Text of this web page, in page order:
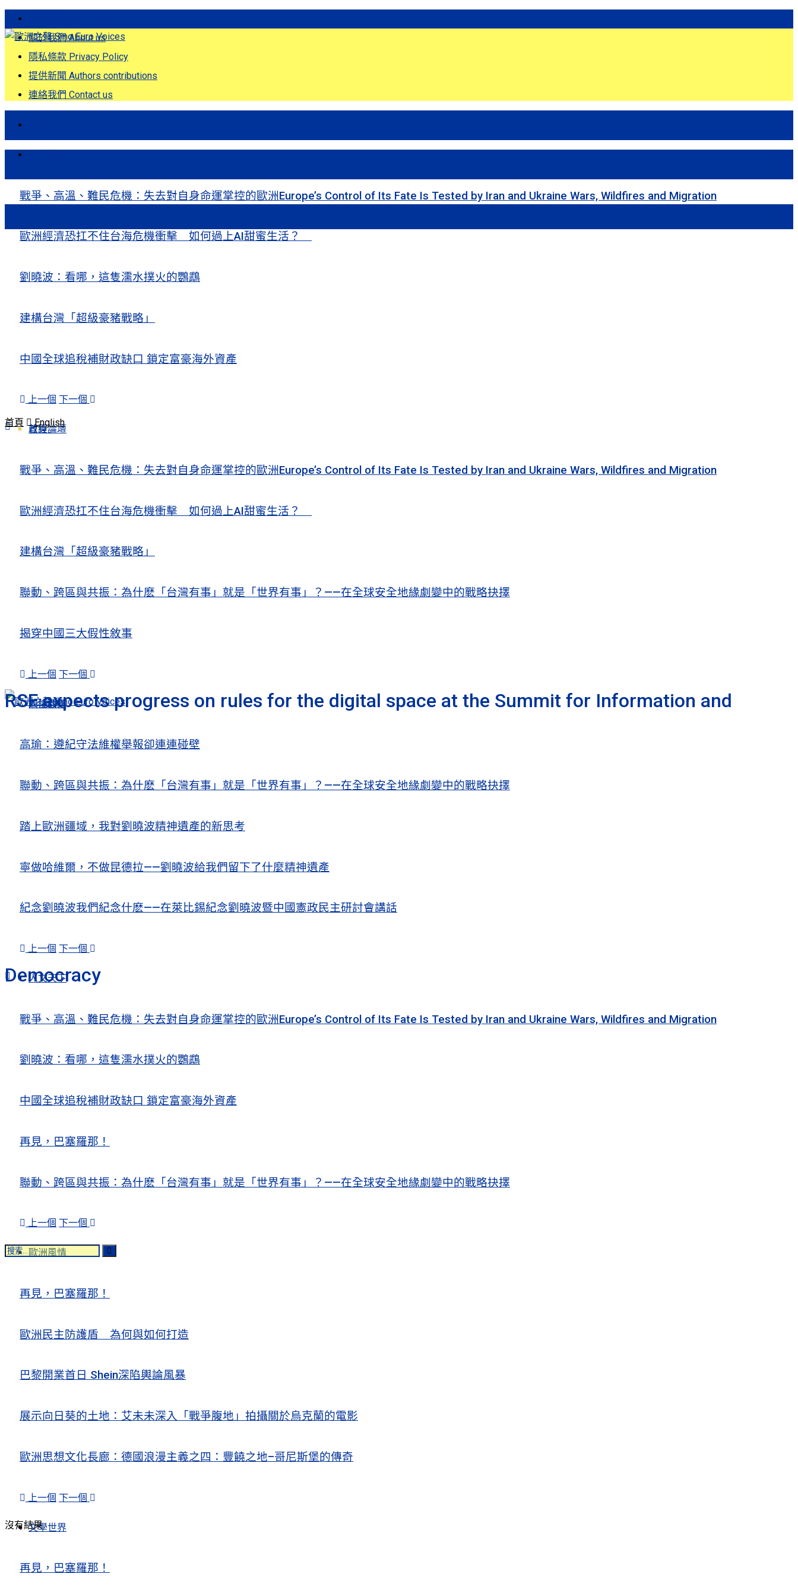
關於我們 About us
隱私條款 Privacy Policy
提供新聞 Authors contributions
連絡我們 Contact us
戰爭、高溫、難民危機：失去對自身命運掌控的歐洲Europe’s Control of Its Fate Is Tested by Iran and Ukraine Wars, Wildfires and Migration
歐洲經濟恐扛不住台海危機衝擊 如何過上AI甜蜜生活？
劉曉波：看哪，這隻濡水撲火的鸚鵡
建構台灣「超級豪豬戰略」
中國全球追稅補財政缺口 鎖定富豪海外資產
上一個 下一個
政經論壇
戰爭、高溫、難民危機：失去對自身命運掌控的歐洲Europe’s Control of Its Fate Is Tested by Iran and Ukraine Wars, Wildfires and Migration
歐洲經濟恐扛不住台海危機衝擊 如何過上AI甜蜜生活？
建構台灣「超級豪豬戰略」
聯動、跨區與共振：為什麽「台灣有事」就是「世界有事」？——在全球安全地緣劇變中的戰略抉擇
揭穿中國三大假性敘事
上一個 下一個
人權觀察
高瑜：遵紀守法維權舉報卻連連碰壁
聯動、跨區與共振：為什麽「台灣有事」就是「世界有事」？——在全球安全地緣劇變中的戰略抉擇
踏上歐洲疆域，我對劉曉波精神遺產的新思考
寧做哈維爾，不做昆德拉——劉曉波給我們留下了什麼精神遺產
紀念劉曉波我們紀念什麽——在萊比錫紀念劉曉波暨中國憲政民主研討會講話
上一個 下一個
人文天下
戰爭、高溫、難民危機：失去對自身命運掌控的歐洲Europe’s Control of Its Fate Is Tested by Iran and Ukraine Wars, Wildfires and Migration
劉曉波：看哪，這隻濡水撲火的鸚鵡
中國全球追稅補財政缺口 鎖定富豪海外資產
再見，巴塞羅那！
聯動、跨區與共振：為什麽「台灣有事」就是「世界有事」？——在全球安全地緣劇變中的戰略抉擇
上一個 下一個
歐洲風情
再見，巴塞羅那！
歐洲民主防護盾 為何與如何打造
巴黎開業首日 Shein深陷輿論風暴
展示向日葵的土地：艾未未深入「戰爭腹地」拍攝關於烏克蘭的電影
歐洲思想文化長廊：德國浪漫主義之四：豐饒之地–哥尼斯堡的傳奇
上一個 下一個
文學世界
再見，巴塞羅那！
首頁
關注熱點
沒有結果
首頁 English
RSF expects progress on rules for the digital space at the Summit for Information and
Democracy